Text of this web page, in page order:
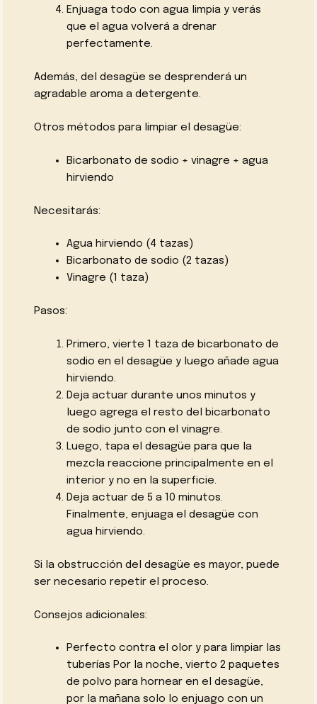
Enjuaga todo con agua limpia y verás
que el agua volverá a drenar
perfectamente.
Además, del desagüe se desprenderá un
agradable aroma a detergente.
Otros métodos para limpiar el desagüe:
Bicarbonato de sodio + vinagre + agua
hirviendo
Necesitarás:
Agua hirviendo (4 tazas)
Bicarbonato de sodio (2 tazas)
Vinagre (1 taza)
Pasos:
Primero, vierte 1 taza de bicarbonato de
sodio en el desagüe y luego añade agua
hirviendo.
Deja actuar durante unos minutos y
luego agrega el resto del bicarbonato
de sodio junto con el vinagre.
Luego, tapa el desagüe para que la
mezcla reaccione principalmente en el
interior y no en la superficie.
Deja actuar de 5 a 10 minutos.
Finalmente, enjuaga el desagüe con
agua hirviendo.
Si la obstrucción del desagüe es mayor, puede
ser necesario repetir el proceso.
Consejos adicionales:
Perfecto contra el olor y para limpiar las
tuberías Por la noche, vierto 2 paquetes
de polvo para hornear en el desagüe,
por la mañana solo lo enjuago con un